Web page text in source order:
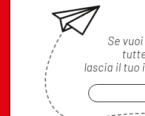
Se
lascia il tuo